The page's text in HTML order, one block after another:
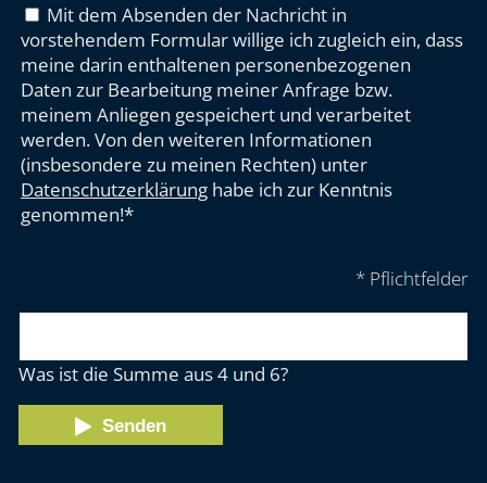
Mit dem Absenden der Nachricht in
vorstehendem Formular willige ich zugleich ein, dass
meine darin enthaltenen personenbezogenen
Daten zur Bearbeitung meiner Anfrage bzw.
meinem Anliegen gespeichert und verarbeitet
werden. Von den weiteren Informationen
(insbesondere zu meinen Rechten) unter
Datenschutzerklärung habe ich zur Kenntnis
genommen!*
* Pflichtfelder
Was ist die Summe aus 4 und 6?
Senden